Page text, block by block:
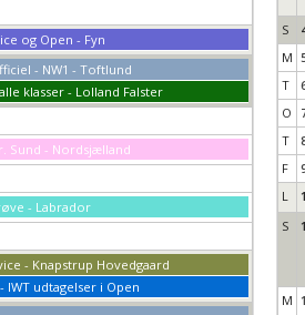
og Open - Fyn
- NW1 - Toftlund
klasser - Lolland Falster
Sund - Nordsjælland
- Labrador
- Knapstrup Hovedgaard
IWT udtagelser i Open
S
M
T
O
T
F
L
S
M